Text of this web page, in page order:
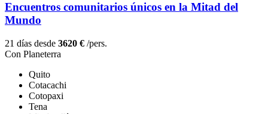
Encuentros comunitarios únicos en la Mitad del
Mundo
21 días desde 3620 € /pers.
Con Planeterra
Quito
Cotacachi
Cotopaxi
Tena